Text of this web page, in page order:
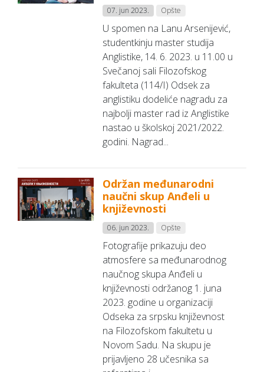
07. jun 2023. Opšte
U spomen na Lanu Arsenijević,
studentkinju master studija
Anglistike, 14. 6. 2023. u 11.00 u
Svečanoj sali Filozofskog
fakulteta (114/I) Odsek za
anglistiku dodeliće nagradu za
najbolji master rad iz Anglistike
nastao u školskoj 2021/2022.
godini. Nagrad...
Održan međunarodni
naučni skup Anđeli u
književnosti
06. jun 2023. Opšte
Fotografije prikazuju deo
atmosfere sa međunarodnog
naučnog skupa Anđeli u
književnosti održanog 1. juna
2023. godine u organizaciji
Odseka za srpsku književnost
na Filozofskom fakultetu u
Novom Sadu. Na skupu je
prijavljeno 28 učesnika sa